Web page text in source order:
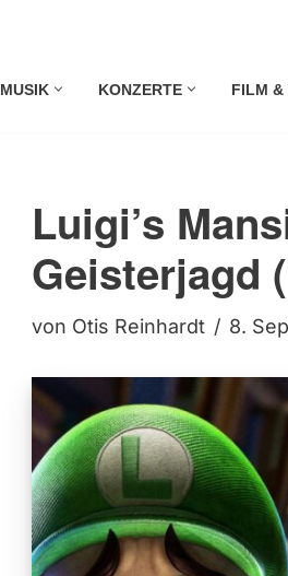
MUSIK KONZERTE FILM &
Luigi’s
Geisterjagd
von Otis Reinhardt 8.